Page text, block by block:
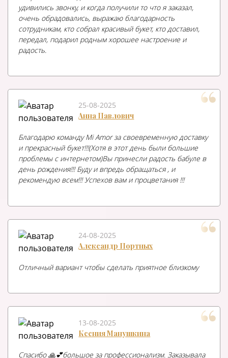
удивились звонку, и когда получили то что я заказал,
очень обрадовались, выражаю благодарность
сотрудникам, кто собрал красивый букет, кто доставил,
передал, подарил родным хорошее настроение и
радость.
25-08-2025
Анна Павлович
Благодарю команду Mi Amor за своевременную доставку
и прекрасный букет!!!(Хотя в этот день были большие
проблемы с интернетом)Вы принесли радость бабуле в
день рождения!!! Буду и впредь обращаться , и
рекомендую всем!!! Успехов вам и процветания !!!
24-08-2025
Александр Портных
Отличный вариант чтобы сделать приятное близкому
13-08-2025
Ксения Манушкина
Спасибо 🙏💕большое за профессионализм. Заказывала